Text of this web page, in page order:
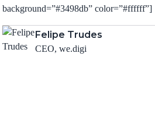
background=”#3498db” color=”#ffffff”]
Felipe Trudes
CEO, we.digi